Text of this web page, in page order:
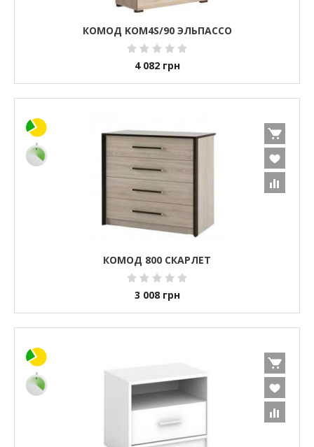
КОМОД KOM4S/90 ЭЛЬПАССО
4 082 грн
КОМОД 800 СКАРЛЕТ
3 008 грн